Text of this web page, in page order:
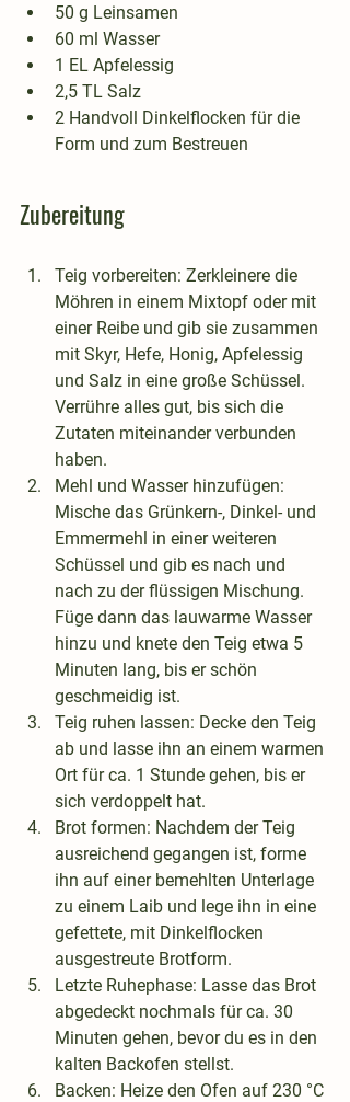
50 g Leinsamen
60 ml Wasser
1 EL Apfelessig
2,5 TL Salz
2 Handvoll Dinkelflocken für die
Form und zum Bestreuen
Zubereitung
Teig vorbereiten: Zerkleinere die
Möhren in einem Mixtopf oder mit
einer Reibe und gib sie zusammen
mit Skyr, Hefe, Honig, Apfelessig
und Salz in eine große Schüssel.
Verrühre alles gut, bis sich die
Zutaten miteinander verbunden
haben.
Mehl und Wasser hinzufügen:
Mische das Grünkern-, Dinkel- und
Emmermehl in einer weiteren
Schüssel und gib es nach und
nach zu der flüssigen Mischung.
Füge dann das lauwarme Wasser
hinzu und knete den Teig etwa 5
Minuten lang, bis er schön
geschmeidig ist.
Teig ruhen lassen: Decke den Teig
ab und lasse ihn an einem warmen
Ort für ca. 1 Stunde gehen, bis er
sich verdoppelt hat.
Brot formen: Nachdem der Teig
ausreichend gegangen ist, forme
ihn auf einer bemehlten Unterlage
zu einem Laib und lege ihn in eine
gefettete, mit Dinkelflocken
ausgestreute Brotform.
Letzte Ruhephase: Lasse das Brot
abgedeckt nochmals für ca. 30
Minuten gehen, bevor du es in den
kalten Backofen stellst.
Backen: Heize den Ofen auf 230 °C